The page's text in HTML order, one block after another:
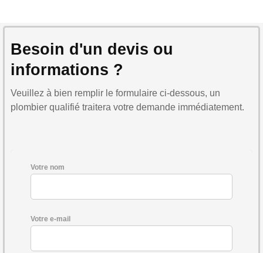
Besoin d'un devis ou
informations ?
Veuillez à bien remplir le formulaire ci-dessous, un
plombier qualifié traitera votre demande immédiatement.
Votre nom
Votre e-mail